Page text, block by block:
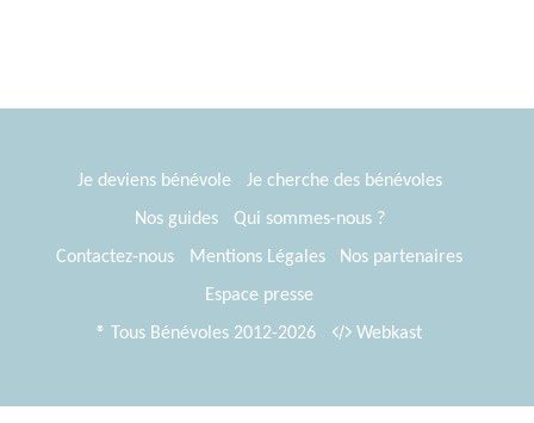
Je deviens bénévole
Je cherche des bénévoles
Nos guides
Qui sommes-nous ?
Contactez-nous
Mentions Légales
Nos partenaires
Espace presse
® Tous Bénévoles 2012-2026
Webkast